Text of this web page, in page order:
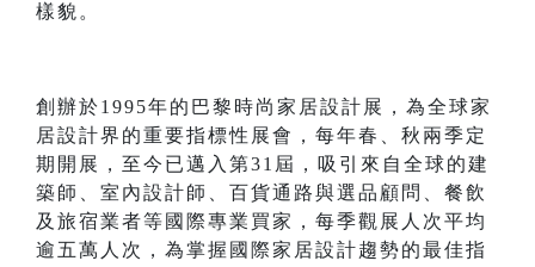
樣貌。
創辦於1995年的巴黎時尚家居設計展，為全球家
居設計界的重要指標性展會，每年春、秋兩季定
期開展，至今已邁入第31屆，吸引來自全球的建
築師、室內設計師、百貨通路與選品顧問、餐飲
及旅宿業者等國際專業買家，每季觀展人次平均
逾五萬人次，為掌握國際家居設計趨勢的最佳指